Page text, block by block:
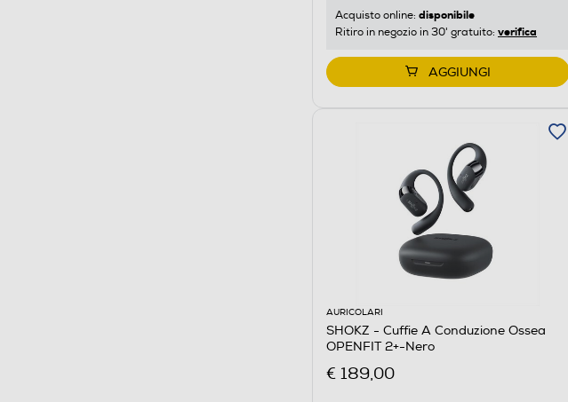
Acquisto online: disponibile
Ritiro in negozio in 30' gratuito: verifica
AGGIUNGI
AURICOLARI
SHOKZ - Cuffie A Conduzione Ossea
OPENFIT 2+-Nero
€ 189,00